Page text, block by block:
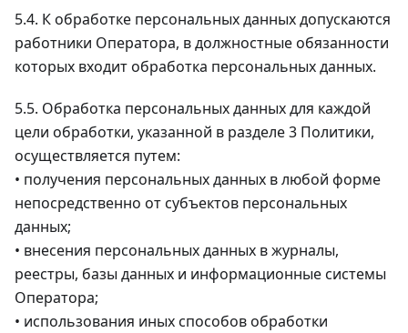
5.4. К обработке персональных данных допускаются
работники Оператора, в должностные обязанности
которых входит обработка персональных данных.
5.5. Обработка персональных данных для каждой
цели обработки, указанной в разделе 3 Политики,
осуществляется путем:
• получения персональных данных в любой форме
непосредственно от субъектов персональных
данных;
• внесения персональных данных в журналы,
реестры, базы данных и информационные системы
Оператора;
• использования иных способов обработки